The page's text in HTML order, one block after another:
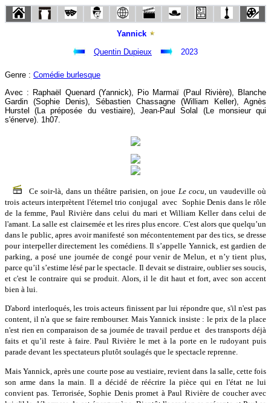
Yannick
Quentin Dupieux
2023
Genre : Comédie burlesque
Avec : Raphaël Quenard (Yannick), Pio Marmaï (Paul Rivière), Blanche
Gardin (Sophie Denis), Sébastien Chassagne (William Keller), Agnès
Hurstel (La préposée du vestiaire), Jean-Paul Solal (Le monsieur qui
s'énerve). 1h07.
Ce soir-là, dans un théâtre parisien, on joue Le cocu , un vaudeville où
trois acteurs interprètent l'éternel trio conjugal avec Sophie Denis dans le rôle
de la femme, Paul Rivière dans celui du mari et William Keller dans celui de
l'amant. La salle est clairsemée et les rires plus encore. C'est alors que quelqu’un
dans le public, apres avoir manifesté son mécontentement par des tics, se dresse
pour interpeller directement les comédiens. Il s’appelle Yannick, est gardien de
parking, a posé une journée de congé pour venir de Melun, et n’y tient plus,
parce qu’il s’estime lésé par le spectacle. Il devait se distraire, oublier ses soucis,
et c'est le contraire qui se produit. Alors, il le dit haut et fort, avec son accent
bien à lui.
D'abord interloqués, les trois acteurs finissent par lui répondre que, s'il n'est pas
content, il n'a que se faire rembourser. Mais Yannick insiste : le prix de la place
n'est rien en comparaison de sa journée de travail perdue et des transports déjà
faits et qu’il reste à faire. Paul Rivière le met à la porte en le rudoyant puis
parade devant les spectateurs plutôt soulagés que le spectacle reprenne.
Mais Yannick, après une courte pose au vestiaire, revient dans la salle, cette fois
son arme dans la main. Il a décidé de réécrire la pièce qui en l'état ne lui
convient pas. Terrorisée, Sophie Denis promet à Paul Rivière de coucher avec